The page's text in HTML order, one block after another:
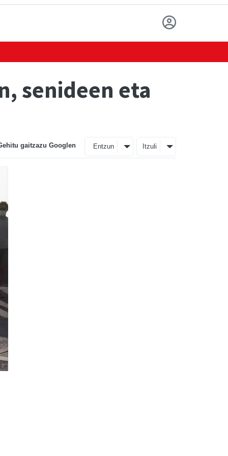
senideen eta
gaitzazu Googlen Entzun Itzuli